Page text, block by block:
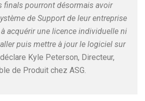
finals pourront désormais avoir
de Support de leur entreprise
acquérir une licence individuelle ni
puis mettre à jour le logiciel sur
Kyle Peterson, Directeur,
de Produit chez ASG.